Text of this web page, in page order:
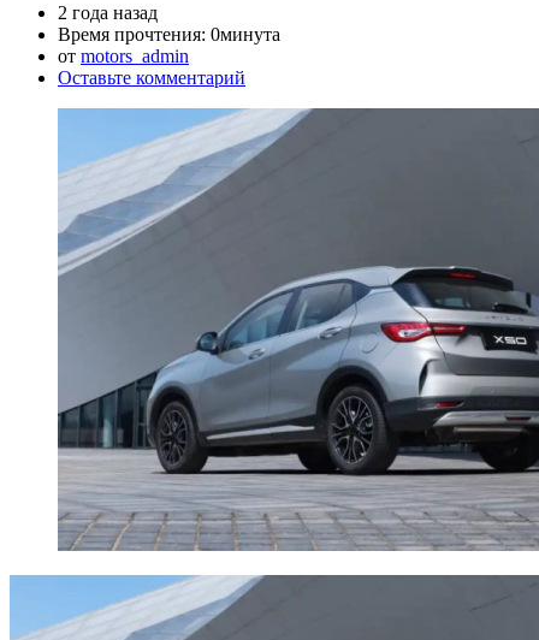
2 года назад
Время прочтения: 0минута
от motors_admin
Оставьте комментарий